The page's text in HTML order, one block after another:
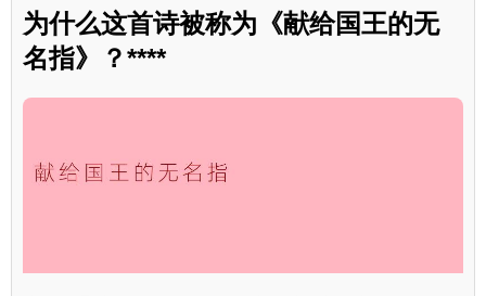
为什么这首诗被称为《献给国王的无
名指》？****